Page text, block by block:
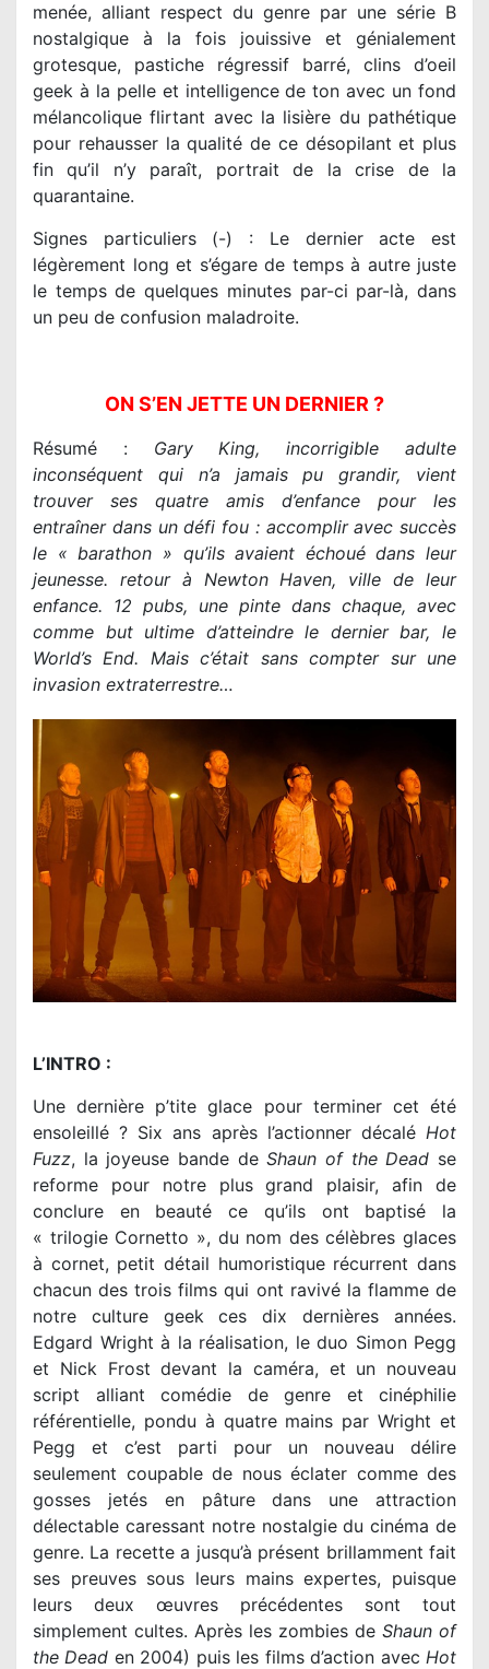
menée, alliant respect du genre par une série B
nostalgique à la fois jouissive et génialement
grotesque, pastiche régressif barré, clins d’oeil
geek à la pelle et intelligence de ton avec un fond
mélancolique flirtant avec la lisière du pathétique
pour rehausser la qualité de ce désopilant et plus
fin qu’il n’y paraît, portrait de la crise de la
quarantaine.
Signes particuliers (-) : Le dernier acte est
légèrement long et s’égare de temps à autre juste
le temps de quelques minutes par-ci par-là, dans
un peu de confusion maladroite.
ON S’EN JETTE UN DERNIER ?
Résumé : Gary King, incorrigible adulte
inconséquent qui n’a jamais pu grandir, vient
trouver ses quatre amis d’enfance pour les
entraîner dans un défi fou : accomplir avec succès
le « barathon » qu’ils avaient échoué dans leur
jeunesse. retour à Newton Haven, ville de leur
enfance. 12 pubs, une pinte dans chaque, avec
comme but ultime d’atteindre le dernier bar, le
World’s End. Mais c’était sans compter sur une
invasion extraterrestre…
L’INTRO :
Une dernière p’tite glace pour terminer cet été
ensoleillé ? Six ans après l’actionner décalé Hot
Fuzz, la joyeuse bande deShaun of the Dead se
reforme pour notre plus grand plaisir, afin de
conclure en beauté ce qu’ils ont baptisé la
« trilogie Cornetto », du nom des célèbres glaces
à cornet, petit détail humoristique récurrent dans
chacun des trois films qui ont ravivé la flamme de
notre culture geek ces dix dernières années.
Edgard Wright à la réalisation, le duo Simon Pegg
et Nick Frost devant la caméra, et un nouveau
script alliant comédie de genre et cinéphilie
référentielle, pondu à quatre mains par Wright et
Pegg et c’est parti pour un nouveau délire
seulement coupable de nous éclater comme des
gosses jetés en pâture dans une attraction
délectable caressant notre nostalgie du cinéma de
genre. La recette a jusqu’à présent brillamment fait
ses preuves sous leurs mains expertes, puisque
leurs deux œuvres précédentes sont tout
simplement cultes. Après les zombies de Shaun of
the Dead en 2004) puis les films d’action avec Hot